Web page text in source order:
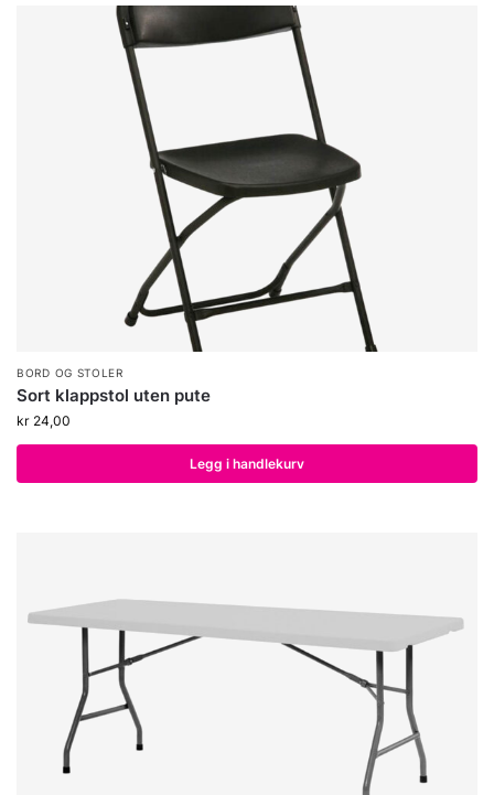
BORD OG STOLER
Sort klappstol uten pute
kr 24,00
Legg i handlekurv